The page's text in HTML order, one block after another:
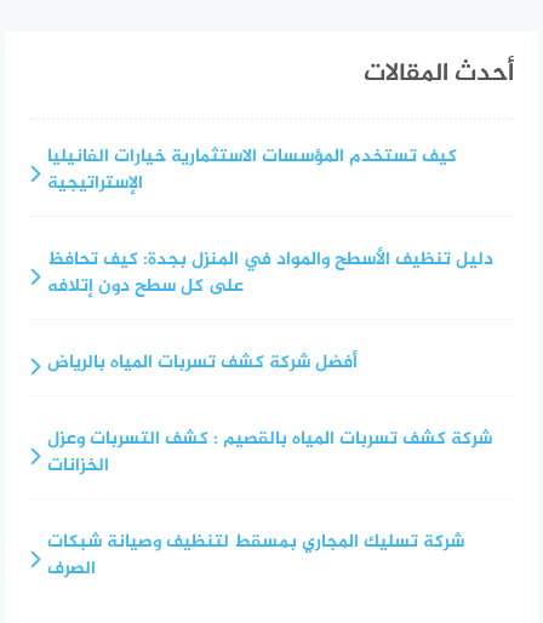
أحدث المقالات
كيف تستخدم المؤسسات الاستثمارية خيارات الفانيليا
الإستراتيجية
دليل تنظيف الأسطح والمواد في المنزل بجدة: كيف تحافظ
على كل سطح دون إتلافه
أفضل شركة كشف تسربات المياه بالرياض
شركة كشف تسربات المياه بالقصيم : كشف التسربات وعزل
الخزانات
شركة تسليك المجاري بمسقط لتنظيف وصيانة شبكات
الصرف